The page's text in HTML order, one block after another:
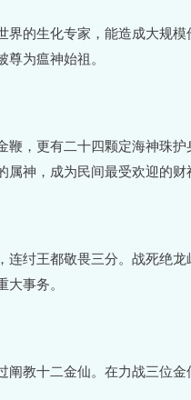
界的生化专家，能造成大规
为瘟神始祖。
鞭，更有二十四颗定海神珠
神，成为民间最受欢迎的财
连纣王都敬畏三分。战死绝
事务。
阐教十二金仙。在力战三位